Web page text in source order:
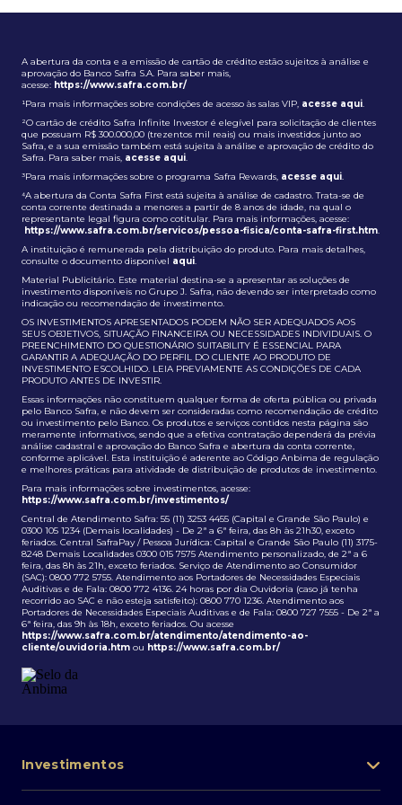
A abertura da conta e a emissão de cartão de crédito estão sujeitos à análise e
aprovação do Banco Safra S.A. Para saber mais,
acesse: https://www.safra.com.br/
¹Para mais informações sobre condições de acesso às salas VIP, acesse aqui.
²O cartão de crédito Safra Infinite Investor é elegível para solicitação de clientes
que possuam R$ 300.000,00 (trezentos mil reais) ou mais investidos junto ao
Safra, e a sua emissão também está sujeita à análise e aprovação de crédito do
Safra. Para saber mais, acesse aqui.
³Para mais informações sobre o programa Safra Rewards, acesse aqui.
⁴A abertura da Conta Safra First está sujeita à análise de cadastro. Trata-se de
conta corrente destinada a menores a partir de 8 anos de idade, na qual o
representante legal figura como cotitular. Para mais informações, acesse:
https://www.safra.com.br/servicos/pessoa-fisica/conta-safra-first.htm.
A instituição é remunerada pela distribuição do produto. Para mais detalhes,
consulte o documento disponível aqui.
Material Publicitário. Este material destina-se a apresentar as soluções de
investimento disponíveis no Grupo J. Safra, não devendo ser interpretado como
indicação ou recomendação de investimento.
OS INVESTIMENTOS APRESENTADOS PODEM NÃO SER ADEQUADOS AOS
SEUS OBJETIVOS, SITUAÇÃO FINANCEIRA OU NECESSIDADES INDIVIDUAIS. O
PREENCHIMENTO DO QUESTIONÁRIO SUITABILITY É ESSENCIAL PARA
GARANTIR A ADEQUAÇÃO DO PERFIL DO CLIENTE AO PRODUTO DE
INVESTIMENTO ESCOLHIDO. LEIA PREVIAMENTE AS CONDIÇÕES DE CADA
PRODUTO ANTES DE INVESTIR.
Essas informações não constituem qualquer forma de oferta pública ou privada
pelo Banco Safra, e não devem ser consideradas como recomendação de crédito
ou investimento pelo Banco. Os produtos e serviços contidos nesta página são
meramente informativos, sendo que a efetiva contratação dependerá da prévia
análise cadastral e aprovação do Banco Safra e abertura da conta corrente,
conforme aplicável. Esta instituição é aderente ao Código Anbima de regulação
e melhores práticas para atividade de distribuição de produtos de investimento.
Para mais informações sobre investimentos, acesse:
https://www.safra.com.br/investimentos/
Central de Atendimento Safra: 55 (11) 3253 4455 (Capital e Grande São Paulo) e
0300 105 1234 (Demais localidades) - De 2ª a 6ª feira, das 8h às 21h30, exceto
feriados. Central SafraPay / Pessoa Jurídica: Capital e Grande São Paulo (11) 3175-
8248 Demais Localidades 0300 015 7575 Atendimento personalizado, de 2ª a 6
feira, das 8h às 21h, exceto feriados. Serviço de Atendimento ao Consumidor
(SAC): 0800 772 5755. Atendimento aos Portadores de Necessidades Especiais
Auditivas e de Fala: 0800 772 4136. 24 horas por dia Ouvidoria (caso já tenha
recorrido ao SAC e não esteja satisfeito): 0800 770 1236. Atendimento aos
Portadores de Necessidades Especiais Auditivas e de Fala: 0800 727 7555 - De 2ª a
6ª feira, das 9h às 18h, exceto feriados. Ou acesse
https://www.safra.com.br/atendimento/atendimento-ao-
cliente/ouvidoria.htm ou https://www.safra.com.br/
Investimentos